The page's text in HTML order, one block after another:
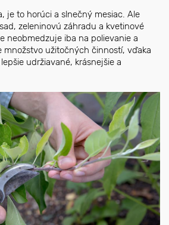
je to horúci a slnečný mesiac. Ale
zeleninovú záhradu a kvetinové
neobmedzuje iba na polievanie a
množstvo užitočných činností, vďaka
udržiavané, krásnejšie a